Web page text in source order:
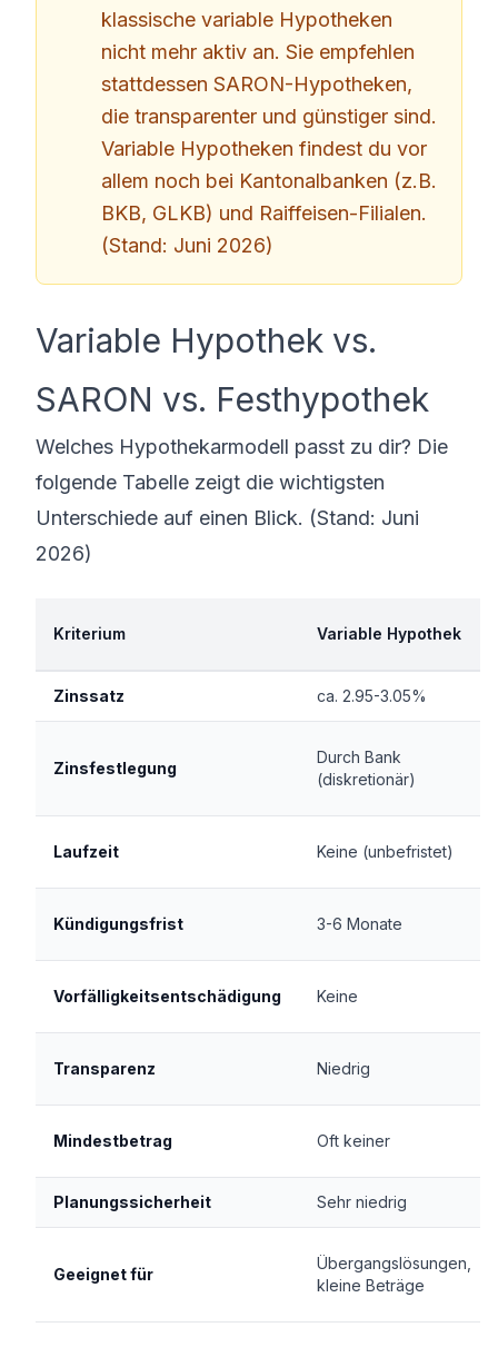
klassische variable Hypotheken
nicht mehr aktiv an. Sie empfehlen
stattdessen SARON-Hypotheken,
die transparenter und günstiger sind.
Variable Hypotheken findest du vor
allem noch bei Kantonalbanken (z.B.
BKB, GLKB) und Raiffeisen-Filialen.
(Stand: Juni 2026)
Variable Hypothek vs.
SARON vs. Festhypothek
Welches Hypothekarmodell passt zu dir? Die
folgende Tabelle zeigt die wichtigsten
Unterschiede auf einen Blick. (Stand: Juni
2026)
Kriterium Variable Hypothek
Zinssatz ca. 2.95-3.05%
Zinsfestlegung
Durch Bank
(diskretionär)
Laufzeit Keine (unbefristet)
Kündigungsfrist 3-6 Monate
Vorfälligkeitsentschädigung Keine
Transparenz Niedrig
Mindestbetrag Oft keiner
Planungssicherheit Sehr niedrig
Geeignet für
Übergangslösungen,
kleine Beträge